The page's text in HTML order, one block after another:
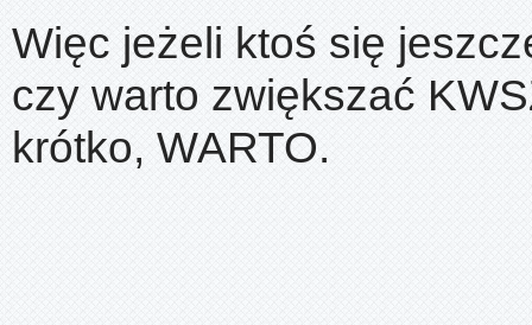
Więc jeżeli ktoś się
czy warto zwiększać
krótko, WARTO.